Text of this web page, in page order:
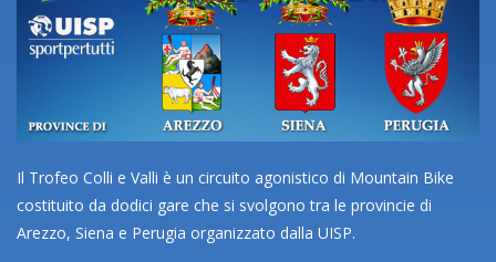
Il Trofeo Colli e Valli è un circuito agonistico di Mountain Bike
costituito da dodici gare che si svolgono tra le provincie di
Arezzo, Siena e Perugia organizzato dalla UISP.